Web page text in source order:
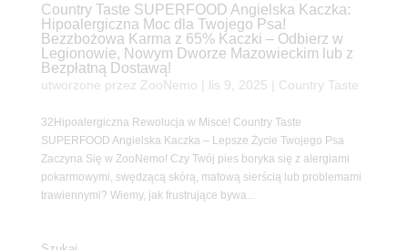
Country Taste SUPERFOOD Angielska Kaczka:
Hipoalergiczna Moc dla Twojego Psa!
Bezzbożowa Karma z 65% Kaczki – Odbierz w
Legionowie, Nowym Dworze Mazowieckim lub z
Bezpłatną Dostawą!
utworzone przez ZooNemo lis 9, 2025 Country Taste
32Hipoalergiczna Rewolucja w Misce! Country Taste
SUPERFOOD Angielska Kaczka – Lepsze Życie Twojego Psa
Zaczyna Się w ZooNemo! Czy Twój pies boryka się z alergiami
pokarmowymi, swędzącą skórą, matową sierścią lub problemami
trawiennymi? Wiemy, jak frustrujące bywa...